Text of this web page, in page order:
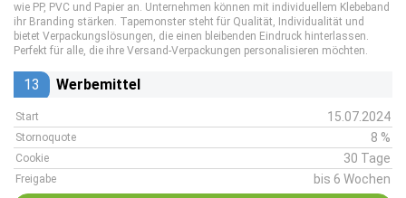
wie PP, PVC und Papier an. Unternehmen können mit individuellem Klebeband
ihr Branding stärken. Tapemonster steht für Qualität, Individualität und
bietet Verpackungslösungen, die einen bleibenden Eindruck hinterlassen.
Perfekt für alle, die ihre Versand-Verpackungen personalisieren möchten.
13 Werbemittel
Start 15.07.2024
Stornoquote 8 %
Cookie 30 Tage
Freigabe bis 6 Wochen